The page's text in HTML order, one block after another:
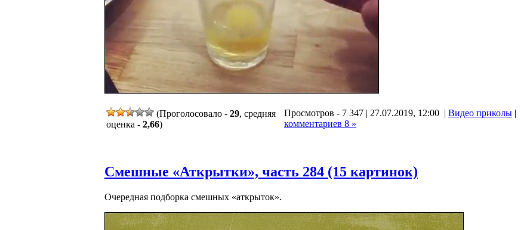
(Проголосовало - 29, средняя
оценка - 2,66)
Просмотров - 7 347 | 27.07.2019, 12:00 | Видео приколы |
комментариев 8 »
Смешные «Аткрытки», часть 284 (15 картинок)
Очередная подборка смешных «аткрыток».